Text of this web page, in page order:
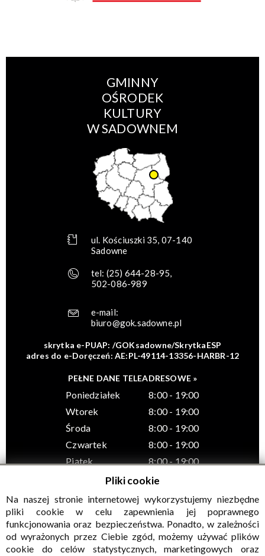
GMINNY
OŚRODEK
KULTURY
W SADOWNEM
ul. Kościuszki 35, 07-140
Sadowne
tel: (25) 644-28-95,
502-086-989
e-mail:
biuro@gok.sadowne.pl
skrytka e-PUAP: /GOKsadowne/SkrytkaESP
adres do e-Doręczeń: AE:PL-49114-13356-HARBR-12
PEŁNE DANE TELEADRESOWE »
Poniedziałek
8:00 - 19:00
Wtorek
8:00 - 19:00
Środa
8:00 - 19:00
Czwartek
8:00 - 19:00
Piątek
8:00 - 19:00
© Wszelkie prawa zastrzeżone, Gminny Ośrodek Kultury w
Sadownem
Pliki cookie
Na naszej stronie internetowej wykorzystujemy niezbędne
pliki cookie w celu zapewnienia jej poprawnego
funkcjonowania oraz bezpieczeństwa. Ponadto, w zależności
od wyrażonych przez Ciebie zgód, możemy używać plików
cookie do celów statystycznych, marketingowych oraz